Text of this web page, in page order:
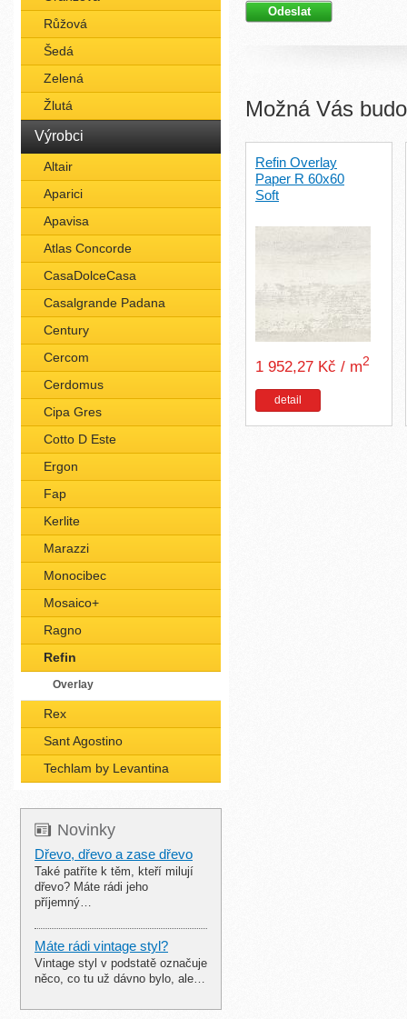
Růžová
Šedá
Zelená
Žlutá
Výrobci
Altair
Aparici
Apavisa
Atlas Concorde
CasaDolceCasa
Casalgrande Padana
Century
Cercom
Cerdomus
Cipa Gres
Cotto D Este
Ergon
Fap
Kerlite
Marazzi
Monocibec
Mosaico+
Ragno
Refin
Overlay
Rex
Sant Agostino
Techlam by Levantina
Novinky
Dřevo, dřevo a zase dřevo
Také patříte k těm, kteří milují
dřevo? Máte rádi jeho
příjemný…
Máte rádi vintage styl?
Vintage styl v podstatě označuje
něco, co tu už dávno bylo, ale…
Možná Vás
Refin Overlay
Paper R 60x60
Soft
1 952,27 Kč / m2
detail